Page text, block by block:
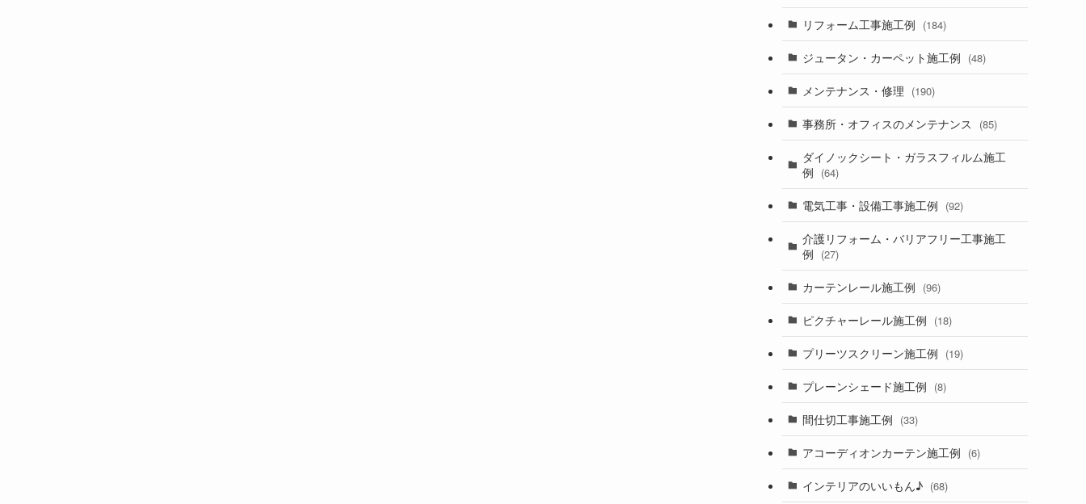
リフォーム工事施工例 (184)
ジュータン・カーペット施工例 (48)
メンテナンス・修理 (190)
事務所・オフィスのメンテナンス (85)
ダイノックシート・ガラスフィルム施工
例 (64)
電気工事・設備工事施工例 (92)
介護リフォーム・バリアフリー工事施工
例 (27)
カーテンレール施工例 (96)
ピクチャーレール施工例 (18)
プリーツスクリーン施工例 (19)
プレーンシェード施工例 (8)
間仕切工事施工例 (33)
アコーディオンカーテン施工例 (6)
インテリアのいいもん♪ (68)